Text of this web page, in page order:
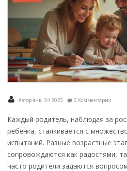
Автор янв, 24 2025 0 Комментарии
Каждый родитель, наблюдая за
ребенка, сталкивается с
испытаний. Разные возрастные
сопровождаются как радостями,
часто родители задаются